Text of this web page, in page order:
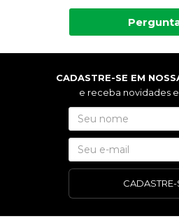
CADASTRE-SE EM
e receba novidades
CADASTRE-